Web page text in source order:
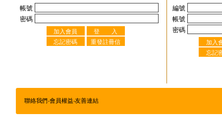
SSI -222R 吸頂式空氣淨化機讓你抵抗
開咖啡店不用買咖啡機Schaerer Coffee Art
K3 Plus 全自動紅外線測溫儀(附立架) 預購
K387D全自動雙感溫酒精手部消毒機 升級
唯一驗證過可有效抑制COVID-19的神器
帳號
密碼
編號
帳號
密碼
聯絡我們 ‧會員權益‧友善連結